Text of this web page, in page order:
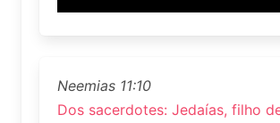
Neemias 11:10
Dos sacerdotes: Jedaías, filho